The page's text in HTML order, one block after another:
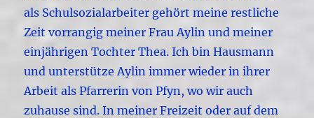
als Schulsozialarbeiter gehört meine restliche
Zeit vorrangig meiner Frau Aylin und meiner
einjährigen Tochter Thea. Ich bin Hausmann
und unterstütze Aylin immer wieder in ihrer
Arbeit als Pfarrerin von Pfyn, wo wir auch
zuhause sind. In meiner Freizeit oder auf dem